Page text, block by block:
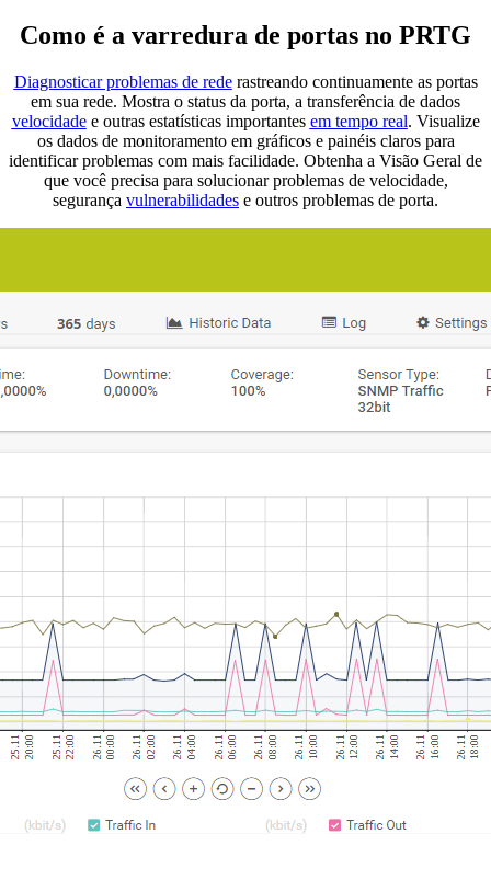
Como é a varredura de portas no PRTG
Diagnosticar problemas de rederastreando continuamente as portas
em sua rede. Mostra o status da porta, a transferência de dados
velocidadee outras estatísticas importantes em tempo real. Visualize
os dados de monitoramento em gráficos e painéis claros para
identificar problemas com mais facilidade. Obtenha a Visão Geral de
que você precisa para solucionar problemas de velocidade,
segurança vulnerabilidades e outros problemas de porta.